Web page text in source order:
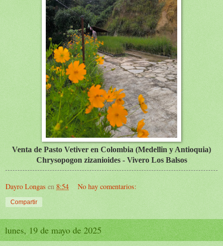
Venta de Pasto Vetiver en Colombia (Medellin y Antioquia)
Chrysopogon zizanioides - Vivero Los Balsos
Dayro Longas en 8:54 No hay comentarios:
Compartir
lunes, 19 de mayo de 2025